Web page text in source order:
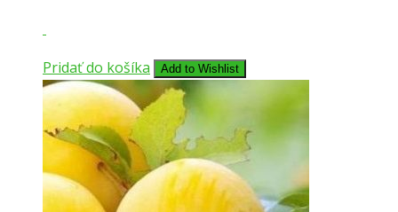
Pridať do košíka Add to Wishlist